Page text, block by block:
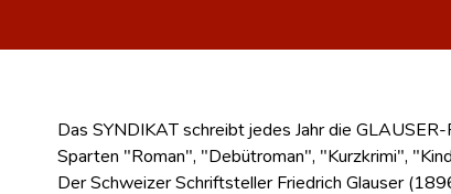
Kontakt
Das SYNDIKAT schreibt jedes Jahr die
Sparten "Roman", "Debütroman", "Kurzkrimi",
Der Schweizer Schriftsteller Friedrich Glauser